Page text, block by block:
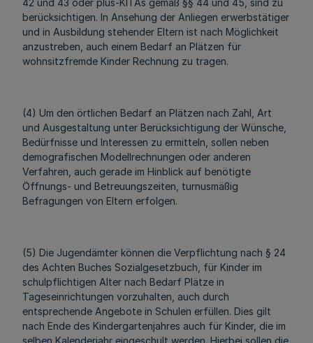
42 und 43 oder plus-KITAs gemäß §§ 44 und 45, sind zu
berücksichtigen. In Ansehung der Anliegen erwerbstätiger
und in Ausbildung stehender Eltern ist nach Möglichkeit
anzustreben, auch einem Bedarf an Plätzen für
wohnsitzfremde Kinder Rechnung zu tragen.
(4) Um den örtlichen Bedarf an Plätzen nach Zahl, Art
und Ausgestaltung unter Berücksichtigung der Wünsche,
Bedürfnisse und Interessen zu ermitteln, sollen neben
demografischen Modellrechnungen oder anderen
Verfahren, auch gerade im Hinblick auf benötigte
Öffnungs- und Betreuungszeiten, turnusmäßig
Befragungen von Eltern erfolgen.
(5) Die Jugendämter können die Verpflichtung nach § 24
des Achten Buches Sozialgesetzbuch, für Kinder im
schulpflichtigen Alter nach Bedarf Plätze in
Tageseinrichtungen vorzuhalten, auch durch
entsprechende Angebote in Schulen erfüllen. Dies gilt
nach Ende des Kindergartenjahres auch für Kinder, die im
selben Kalenderjahr eingeschult werden. Hierbei sollen die